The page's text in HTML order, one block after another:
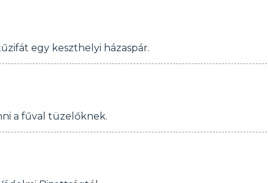
egy keszthelyi házaspár.
a fűval tüzelőknek.